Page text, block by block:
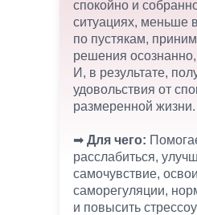
спокойно и
ситуациях, меньше
по пустякам,
решения
И, в результате,
удовольствия от
размеренной жизни.
➡︎ Для чего:
расслабиться,
самочувствие,
саморегуляции,
и повысить